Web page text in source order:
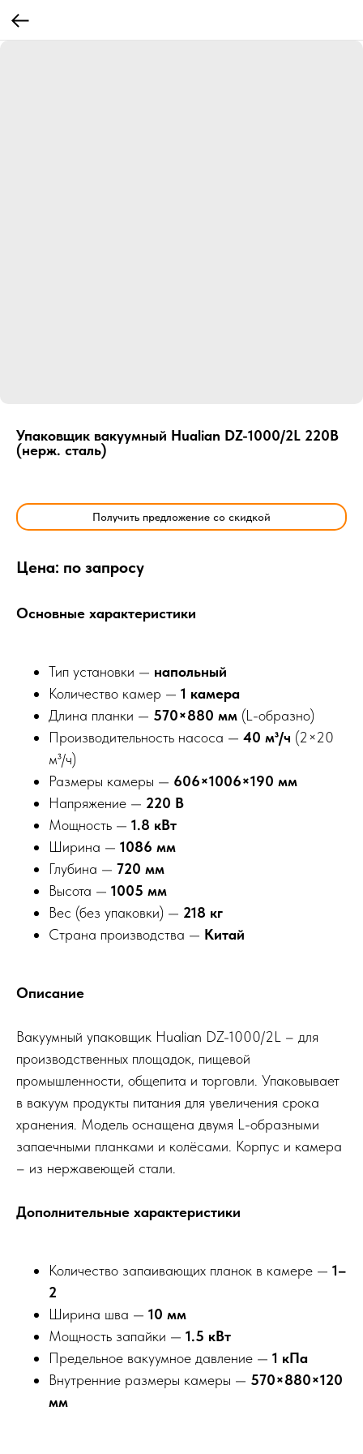
Упаковщик вакуумный Hualian DZ-1000/2L 220В
(нерж. сталь)
Получить предложение со скидкой
Цена: по запросу
Основные характеристики
Тип установки — напольный
Количество камер — 1 камера
Длина планки — 570×880 мм (L-образно)
Производительность насоса — 40 м³/ч (2×20
м³/ч)
Размеры камеры — 606×1006×190 мм
Напряжение — 220 В
Мощность — 1.8 кВт
Ширина — 1086 мм
Глубина — 720 мм
Высота — 1005 мм
Вес (без упаковки) — 218 кг
Страна производства — Китай
Описание
Вакуумный упаковщик Hualian DZ-1000/2L – для
производственных площадок, пищевой
промышленности, общепита и торговли. Упаковывает
в вакуум продукты питания для увеличения срока
хранения. Модель оснащена двумя L-образными
запаечными планками и колёсами. Корпус и камера
– из нержавеющей стали.
Дополнительные характеристики
Количество запаивающих планок в камере — 1–
2
Ширина шва — 10 мм
Мощность запайки — 1.5 кВт
Предельное вакуумное давление — 1 кПа
Внутренние размеры камеры — 570×880×120
мм